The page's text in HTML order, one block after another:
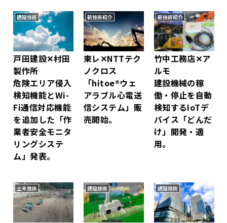
建設技術
戸田建設✕村田
製作所
危険エリア侵入
検知機能とWi-
Fi通信対応機能
を追加した「作
業者安全モニタ
リングシステ
ム」発表。
新技術紹介
東レ✕NTTテク
ノクロス
「hitoe®ウェ
アラブル心電送
信システム」販
売開始。
新技術紹介
竹中工務店✕ア
ルモ
建設機械の稼
働・停止を自動
検知するIoTデ
バイス「どんだ
け」開発・適
用。
土木技術 建設技術 建設技術